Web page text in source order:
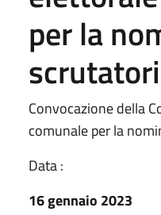
per la
scrutatori
Convocazione della
comunale per la
Data :
16 gennaio 2023